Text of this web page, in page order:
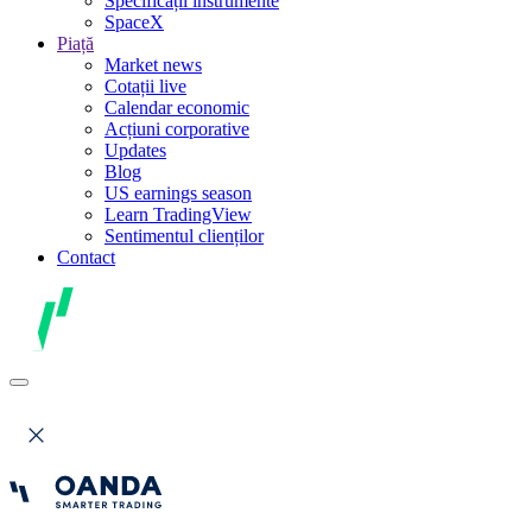
SpaceX
Piață
Market news
Cotații live
Calendar economic
Acțiuni corporative
Updates
Blog
US earnings season
Learn TradingView
Sentimentul clienților
Contact